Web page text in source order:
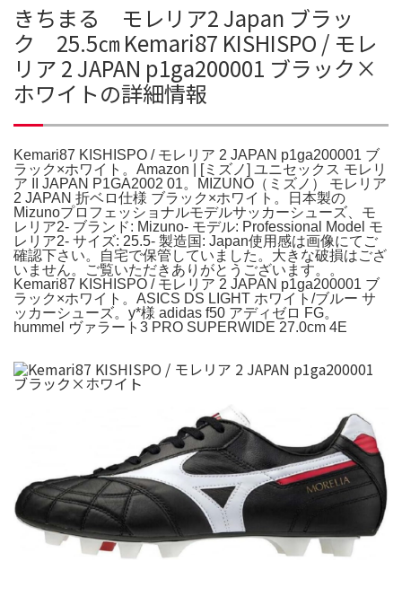
きちまる モレリア2 Japan ブラッ
ク 25.5㎝ Kemari87 KISHISPO / モレ
リア 2 JAPAN p1ga200001 ブラック×
ホワイトの詳細情報
Kemari87 KISHISPO / モレリア 2 JAPAN p1ga200001 ブ
ラック×ホワイト。Amazon | [ミズノ] ユニセックス モレリ
ア II JAPAN P1GA2002 01。MIZUNO（ミズノ） モレリア
2 JAPAN 折ベロ仕様 ブラック×ホワイト。日本製の
Mizunoプロフェッショナルモデルサッカーシューズ、モ
レリア2- ブランド: Mizuno- モデル: Professional Model モ
レリア2- サイズ: 25.5- 製造国: Japan使用感は画像にてご
確認下さい。自宅で保管していました。大きな破損はござ
いません。ご覧いただきありがとうございます。。
Kemari87 KISHISPO / モレリア 2 JAPAN p1ga200001 ブ
ラック×ホワイト。ASICS DS LIGHT ホワイト/ブルー サ
ッカーシューズ。y*様 adidas f50 アディゼロ FG。
hummel ヴァラート3 PRO SUPERWIDE 27.0cm 4E